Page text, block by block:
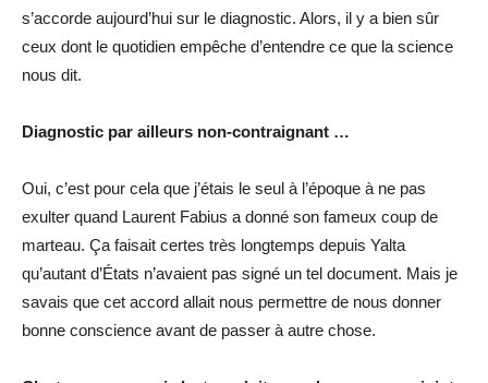
s’accorde aujourd’hui sur le diagnostic. Alors, il y a bien sûr
ceux dont le quotidien empêche d’entendre ce que la science
nous dit.
Diagnostic par ailleurs non-contraignant …
Oui, c’est pour cela que j’étais le seul à l’époque à ne pas
exulter quand Laurent Fabius a donné son fameux coup de
marteau. Ça faisait certes très longtemps depuis Yalta
qu’autant d’États n’avaient pas signé un tel document. Mais je
savais que cet accord allait nous permettre de nous donner
bonne conscience avant de passer à autre chose.